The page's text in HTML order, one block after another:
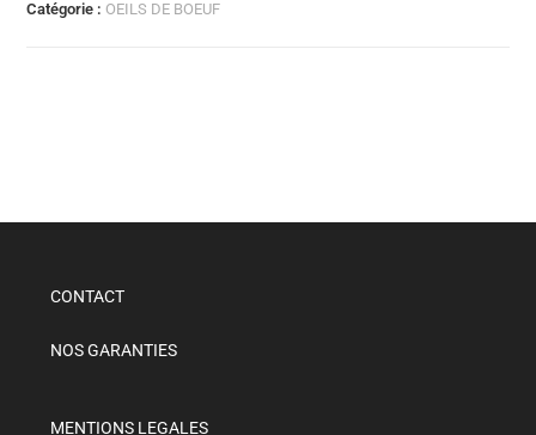
Catégorie : OEILS DE BOEUF
CONTACT
NOS GARANTIES
MENTIONS LEGALES